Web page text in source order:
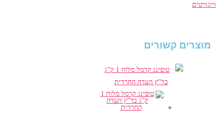
ויוגורטים
מוצרים קשורים